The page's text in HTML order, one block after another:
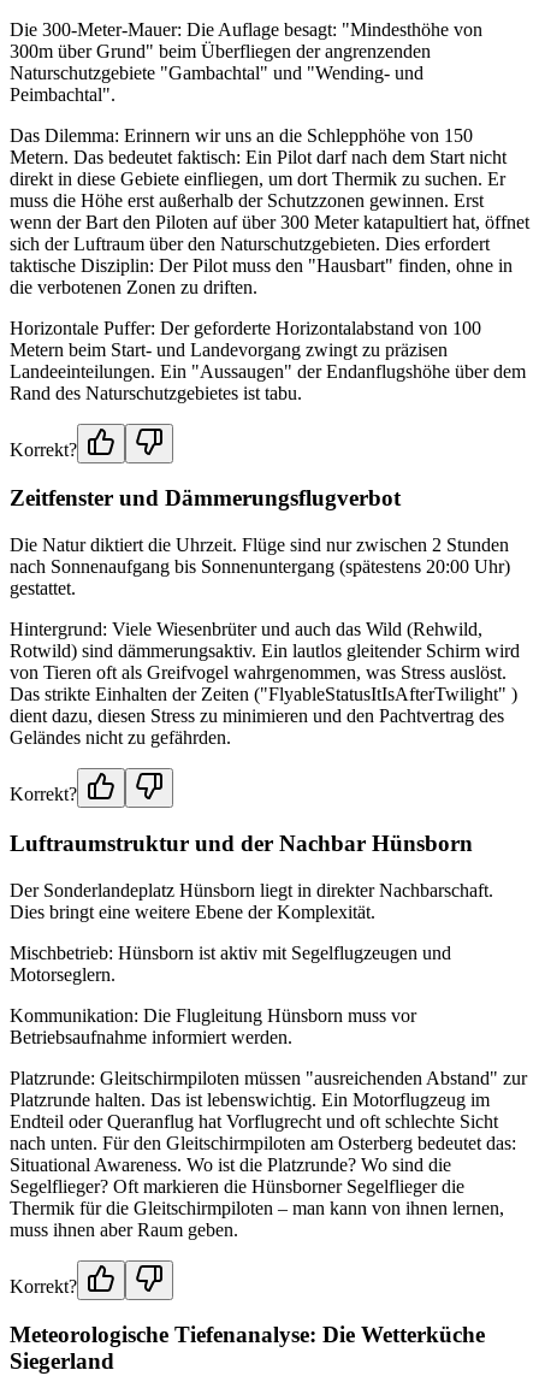
Die 300-Meter-Mauer: Die Auflage besagt: "Mindesthöhe von
300m über Grund" beim Überfliegen der angrenzenden
Naturschutzgebiete "Gambachtal" und "Wending- und
Peimbachtal".
Das Dilemma: Erinnern wir uns an die Schlepphöhe von 150
Metern. Das bedeutet faktisch: Ein Pilot darf nach dem Start nicht
direkt in diese Gebiete einfliegen, um dort Thermik zu suchen. Er
muss die Höhe erst außerhalb der Schutzzonen gewinnen. Erst
wenn der Bart den Piloten auf über 300 Meter katapultiert hat, öffnet
sich der Luftraum über den Naturschutzgebieten. Dies erfordert
taktische Disziplin: Der Pilot muss den "Hausbart" finden, ohne in
die verbotenen Zonen zu driften.
Horizontale Puffer: Der geforderte Horizontalabstand von 100
Metern beim Start- und Landevorgang zwingt zu präzisen
Landeeinteilungen. Ein "Aussaugen" der Endanflugshöhe über dem
Rand des Naturschutzgebietes ist tabu.
Korrekt?
Zeitfenster und Dämmerungsflugverbot
Die Natur diktiert die Uhrzeit. Flüge sind nur zwischen 2 Stunden
nach Sonnenaufgang bis Sonnenuntergang (spätestens 20:00 Uhr)
gestattet.
Hintergrund: Viele Wiesenbrüter und auch das Wild (Rehwild,
Rotwild) sind dämmerungsaktiv. Ein lautlos gleitender Schirm wird
von Tieren oft als Greifvogel wahrgenommen, was Stress auslöst.
Das strikte Einhalten der Zeiten ("FlyableStatusItIsAfterTwilight" )
dient dazu, diesen Stress zu minimieren und den Pachtvertrag des
Geländes nicht zu gefährden.
Korrekt?
Luftraumstruktur und der Nachbar Hünsborn
Der Sonderlandeplatz Hünsborn liegt in direkter Nachbarschaft.
Dies bringt eine weitere Ebene der Komplexität.
Mischbetrieb: Hünsborn ist aktiv mit Segelflugzeugen und
Motorseglern.
Kommunikation: Die Flugleitung Hünsborn muss vor
Betriebsaufnahme informiert werden.
Platzrunde: Gleitschirmpiloten müssen "ausreichenden Abstand" zur
Platzrunde halten. Das ist lebenswichtig. Ein Motorflugzeug im
Endteil oder Queranflug hat Vorflugrecht und oft schlechte Sicht
nach unten. Für den Gleitschirmpiloten am Osterberg bedeutet das:
Situational Awareness. Wo ist die Platzrunde? Wo sind die
Segelflieger? Oft markieren die Hünsborner Segelflieger die
Thermik für die Gleitschirmpiloten – man kann von ihnen lernen,
muss ihnen aber Raum geben.
Korrekt?
Meteorologische Tiefenanalyse: Die Wetterküche
Siegerland